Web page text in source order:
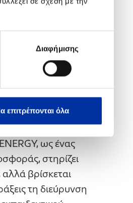
Διαφήμισης
επιτρέπονται όλα
της
Διοίκησης,
δεσμεύεται
συνεχίσει να
Παπαθανασίου,
ως ένας
στηρίζει
αλλά βρίσκεται
τη διεύρυνση